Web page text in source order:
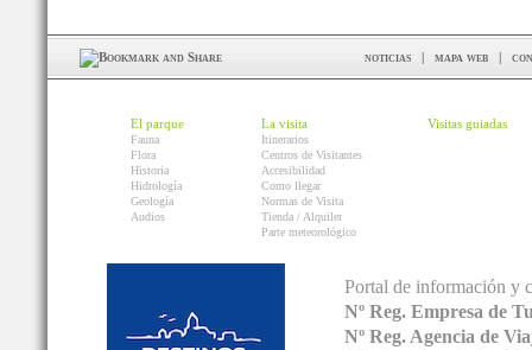
noticias | mapa web |
El parque
Fauna
Flora
Historia
Hidrología
Geología
Audios
La visita
Itinerarios
Centros de Visitantes
Accesibilidad
Como llegar
Normas de Visita
Tienda / Alquiler
Parte meteorológico
Visitas guiadas
Portal de información y
Nº Reg. Empresa de
Nº Reg. Agencia de